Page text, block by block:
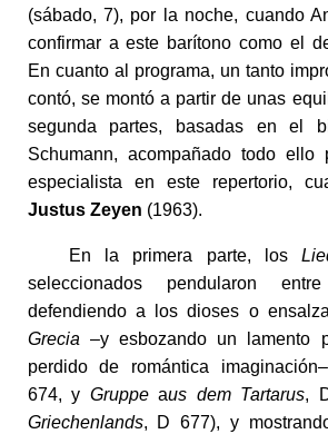
(sábado, 7), por la noche, cuando
confirmar a este barítono como el
En cuanto al programa, un tanto
contó, se montó a partir de unas
segunda partes, basadas en el
Schumann, acompañado todo ello
especialista en este repertorio,
Justus Zeyen (1963).
En la primera parte, los
seleccionados pendularon
defendiendo a los dioses o
Grecia –y esbozando un lamento
perdido de romántica
674, y Gruppeaus dem Tartarus,
Griechenlands, D 677), y